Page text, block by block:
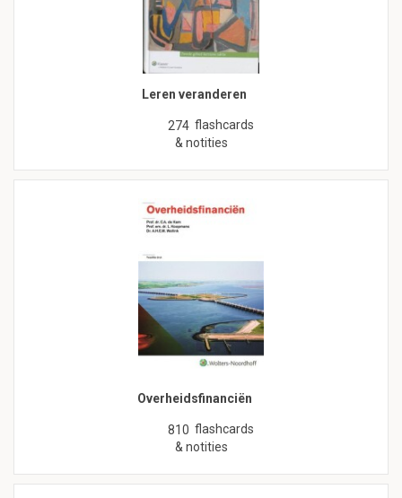
Leren veranderen
274 flashcards
& notities
Overheidsfinanciën
810 flashcards
& notities